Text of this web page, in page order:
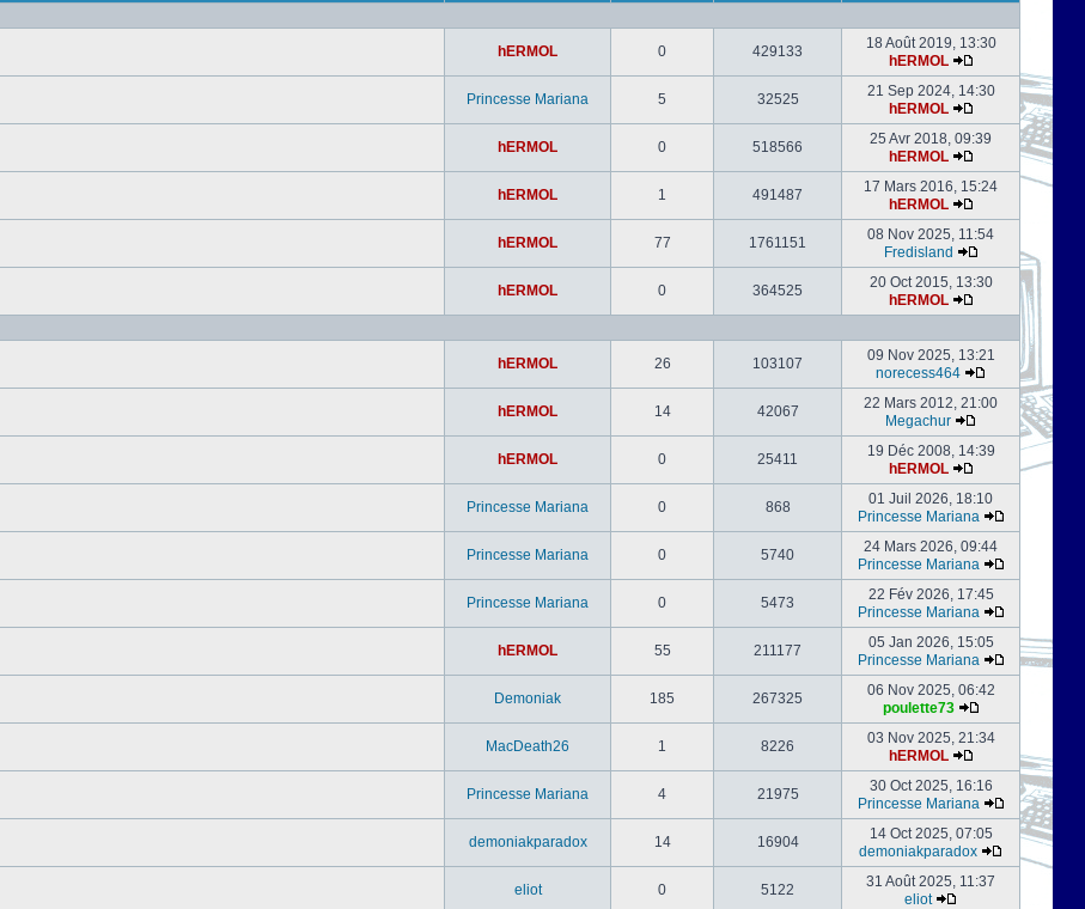
hERMOL 0 429133
18 Août 2019, 13:30
hERMOL
Princesse Mariana 5 32525
21 Sep 2024, 14:30
hERMOL
hERMOL 0 518566
25 Avr 2018, 09:39
hERMOL
hERMOL 1 491487
17 Mars 2016, 15:24
hERMOL
hERMOL 77 1761151
08 Nov 2025, 11:54
Fredisland
hERMOL 0 364525
20 Oct 2015, 13:30
hERMOL
hERMOL 26 103107
09 Nov 2025, 13:21
norecess464
hERMOL 14 42067
22 Mars 2012, 21:00
Megachur
hERMOL 0 25411
19 Déc 2008, 14:39
hERMOL
Princesse Mariana 0 868
01 Juil 2026, 18:10
Princesse Mariana
Princesse Mariana 0 5740
24 Mars 2026, 09:44
Princesse Mariana
Princesse Mariana 0 5473
22 Fév 2026, 17:45
Princesse Mariana
hERMOL 55 211177
05 Jan 2026, 15:05
Princesse Mariana
Demoniak 185 267325
06 Nov 2025, 06:42
poulette73
MacDeath26 1 8226
03 Nov 2025, 21:34
hERMOL
Princesse Mariana 4 21975
30 Oct 2025, 16:16
Princesse Mariana
demoniakparadox 14 16904
14 Oct 2025, 07:05
demoniakparadox
eliot 0 5122
31 Août 2025, 11:37
eliot